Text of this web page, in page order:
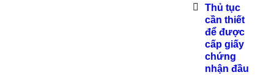
Thủ tục
cần thiết
để được
cấp giấy
chứng
nhận đầu